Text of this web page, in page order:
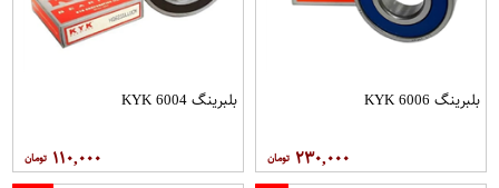
بلبرینگ 6006 KYK
۲۳۰,۰۰۰
بلبرینگ 6004 KYK
۱۱۰,۰۰۰